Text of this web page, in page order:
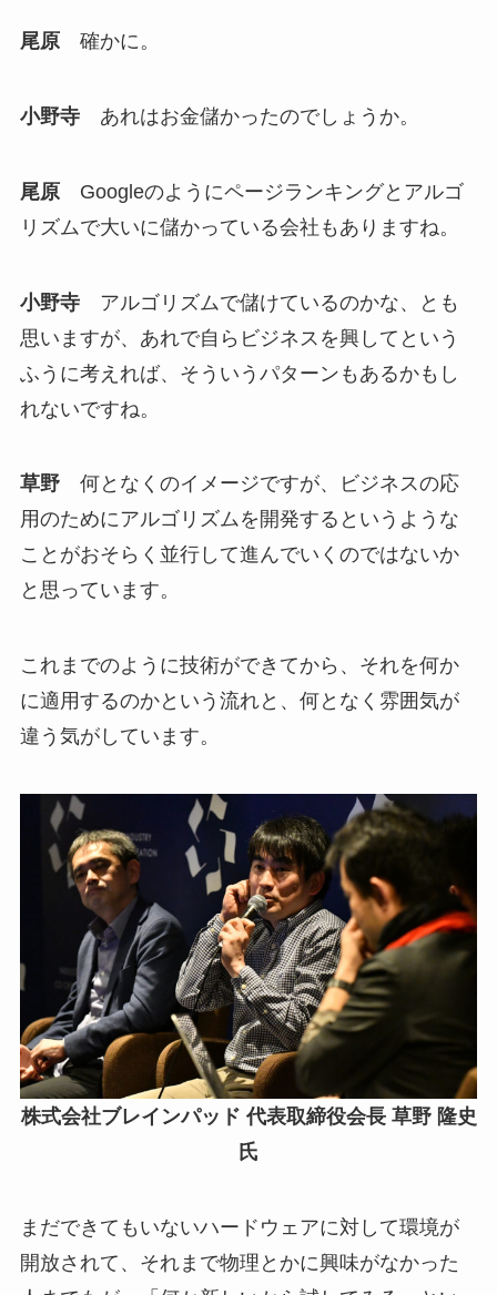
尾原確かに。
小野寺あれはお金儲かったのでしょうか。
尾原Googleのようにページランキングとアルゴ
リズムで大いに儲かっている会社もありますね。
小野寺アルゴリズムで儲けているのかな、とも
思いますが、あれで自らビジネスを興してという
ふうに考えれば、そういうパターンもあるかもし
れないですね。
草野何となくのイメージですが、ビジネスの応
用のためにアルゴリズムを開発するというような
ことがおそらく並行して進んでいくのではないか
と思っています。
これまでのように技術ができてから、それを何か
に適用するのかという流れと、何となく雰囲気が
違う気がしています。
株式会社ブレインパッド 代表取締役会長 草野 隆史
氏
まだできてもいないハードウェアに対して環境が
開放されて、それまで物理とかに興味がなかった